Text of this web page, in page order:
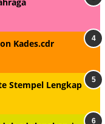
Kades.cdr
Stempel Lengkap